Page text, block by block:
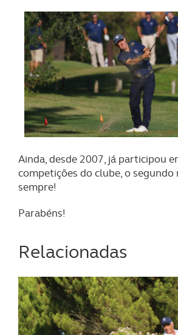
Ainda, desde 2007, já participou
competições do clube, o
sempre!
Parabéns!
Relacionadas